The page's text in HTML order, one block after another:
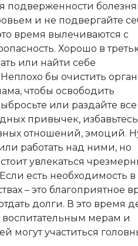
подверженности
и не подвергайте
время вылечиваются с
Хорошо в
или найти себе
бы очистить
чтобы освободить
или раздайте все
привычек, избавьтесь
отношений, эмоций.
работать над ними, но
увлекаться
есть необходимость в
– это благоприятное
долги. В это время
мерам и
могут участиться